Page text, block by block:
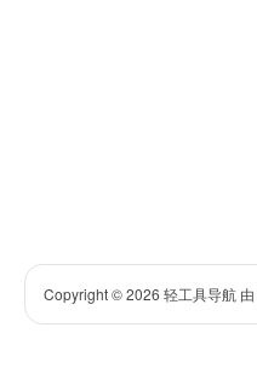
Copyright © 2026 轻工具导航 由